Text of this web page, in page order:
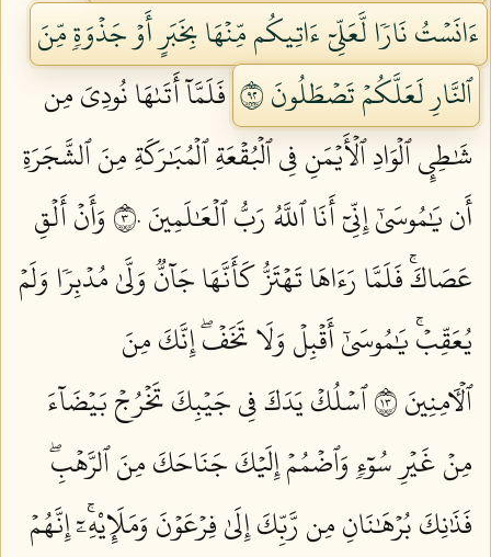
ءَانَسۡتُ نَارٗا لَّعَلِّيٓ ءَاتِيكُم مِّنۡهَا بِخَبَرٍ أَوۡ جَذۡوَةٖ مِّنَ
ٱلنَّارِ لَعَلَّكُمۡ تَصۡطَلُونَ ٢٩
فَلَمَّآ أَتَىٰهَا نُودِيَ مِن
شَٰطِيِٕ ٱلۡوَادِ ٱلۡأَيۡمَنِ فِي ٱلۡبُقۡعَةِ ٱلۡمُبَٰرَكَةِ مِنَ ٱلشَّجَرَةِ
أَن يَٰمُوسَىٰٓ إِنِّيٓ أَنَا ٱللَّهُ رَبُّ ٱلۡعَٰلَمِينَ ٣٠
وَأَنۡ أَلۡقِ
عَصَاكَۚ فَلَمَّا رَءَاهَا تَهۡتَزُّ كَأَنَّهَا جَآنّٞ وَلَّىٰ مُدۡبِرٗا وَلَمۡ
يُعَقِّبۡۚ يَٰمُوسَىٰٓ أَقۡبِلۡ وَلَا تَخَفۡۖ إِنَّكَ مِنَ
ٱلۡأٓمِنِينَ ٣١
ٱسۡلُكۡ يَدَكَ فِي جَيۡبِكَ تَخۡرُجۡ بَيۡضَآءَ
مِنۡ غَيۡرِ سُوٓءٖ وَٱضۡمُمۡ إِلَيۡكَ جَنَاحَكَ مِنَ ٱلرَّهۡبِۖ
فَذَٰنِكَ بُرۡهَٰنَانِ مِن رَّبِّكَ إِلَىٰ فِرۡعَوۡنَ وَمَلَإِيْهِۦٓۚ إِنَّهُمۡ